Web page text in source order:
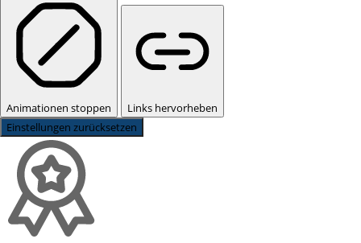
Animationen stoppen
Links hervorheben
Einstellungen zurücksetzen